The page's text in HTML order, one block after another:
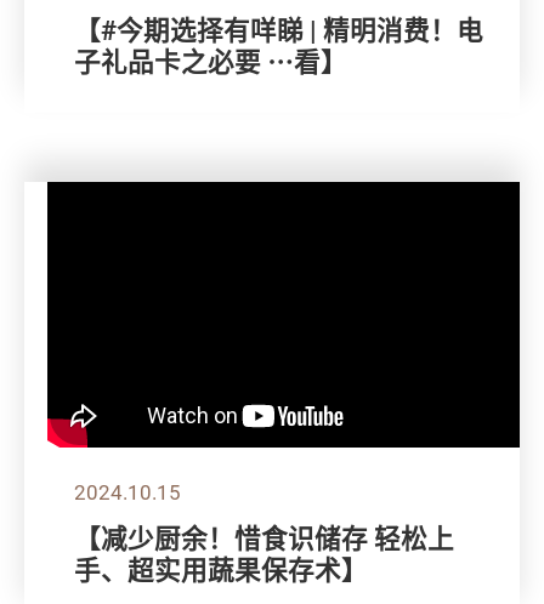
【#今期选择有咩睇 | 精明消费！电
子礼品卡之必要 ⋯看】
2024.10.15
【减少厨余！惜食识储存 轻松上
手、超实用蔬果保存术】